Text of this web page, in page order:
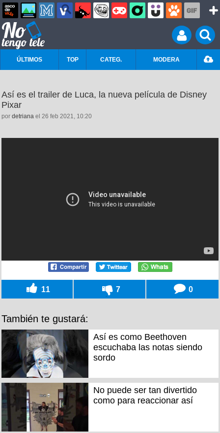
ÚLTIMOS TOP CATEG. MODERA
Así es el trailer de Luca, la nueva película de Disney
Pixar
por detriana el 26 feb 2021, 10:20
11 7 0
También te gustará:
Así es como Beethoven
escuchaba las notas siendo
sordo
No puede ser tan divertido
como para reaccionar así